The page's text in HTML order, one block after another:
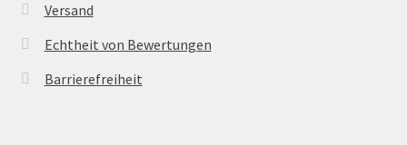
Versand
Echtheit von Bewertungen
Barrierefreiheit